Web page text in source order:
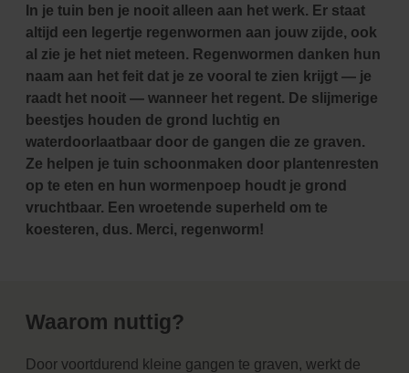
In je tuin ben je nooit alleen aan het werk. Er staat
altijd een legertje regenwormen aan jouw zijde, ook
al zie je het niet meteen. Regenwormen danken hun
naam aan het feit dat je ze vooral te zien krijgt — je
raadt het nooit — wanneer het regent. De slijmerige
beestjes houden de grond luchtig en
waterdoorlaatbaar door de gangen die ze graven.
Ze helpen je tuin schoonmaken door plantenresten
op te eten en hun wormenpoep houdt je grond
vruchtbaar. Een wroetende superheld om te
koesteren, dus. Merci, regenworm!
Waarom nuttig?
Door voortdurend kleine gangen te graven, werkt de